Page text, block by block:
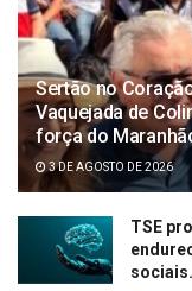
Sertão no
Vaquejada de
força do
3 DE AGOSTO DE 2026
TSE
sociais.